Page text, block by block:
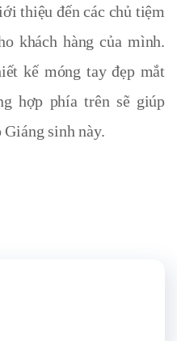
thiệu đến các chủ tiệm
khách hàng của mình.
kế móng tay đẹp mắt
hợp phía trên sẽ giúp
sinh này.